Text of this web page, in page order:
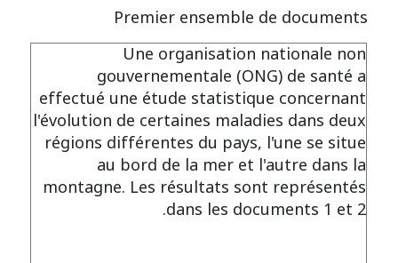
Premier ensemble de documents
Une organisation nationale non
gouvernementale (ONG) de santé a
effectué une étude statistique concernant
l'évolution de certaines maladies dans deux
régions différentes du pays, l'une se situe
au bord de la mer et l'autre dans la
montagne. Les résultats sont représentés
dans les documents 1 et 2.